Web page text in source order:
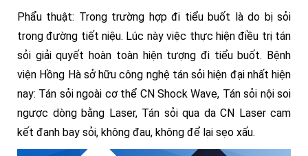
Phẩu thuật: Trong trường hợp đi tiểu buốt là do bị sỏi
trong đường tiết niệu. Lúc này việc thực hiện điều trị tán
sỏi giải quyết hoàn toàn hiện tượng đi tiểu buốt. Bệnh
viện Hồng Hà sở hữu công nghệ tán sỏi hiện đại nhất hiện
nay: Tán sỏi ngoài cơ thể CN Shock Wave, Tán sỏi nội soi
ngược dòng bằng Laser, Tán sỏi qua da CN Laser cam
kết đanh bay sỏi, không đau, không để lại sẹo xấu.